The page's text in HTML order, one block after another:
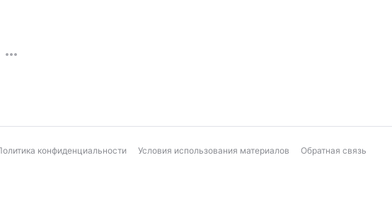
конфиденциальности Условия использования материалов Обратная связь